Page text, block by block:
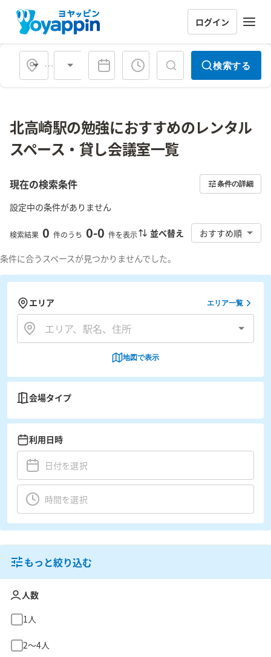
ログイン
会場タイプ 検索する
北高崎駅の勉強におすすめのレンタル
スペース・貸し会議室一覧
現在の検索条件 条件の詳細
設定中の条件がありません
検索結果 0 件のうち 0-0 件を表示 並べ替え おすすめ順
条件に合うスペースが見つかりませんでした。
エリア エリア一覧
地図で表示
会場タイプ
利用日時
もっと絞り込む
人数
1人
2〜4人